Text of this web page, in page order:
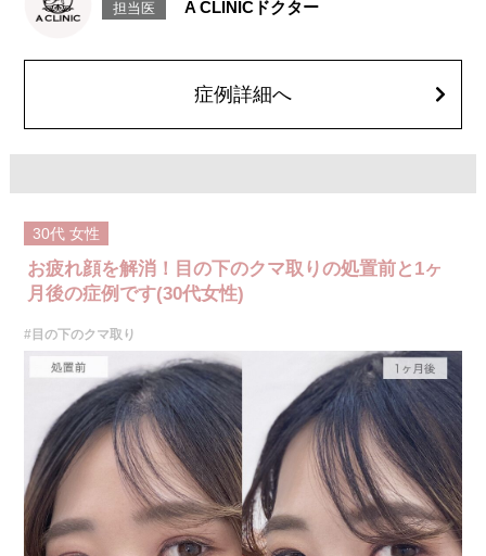
快します。また、稀に細菌感染症、ふくらみの残り・凹み、しわ・たるみ
オプション：笑気麻酔 3,300円(税込)
担当医 A CLINICドクター
症例詳細へ
30代 女性
お疲れ顔を解消！目の下のクマ取りの処置前と1ヶ
月後の症例です(30代女性)
#目の下のクマ取り